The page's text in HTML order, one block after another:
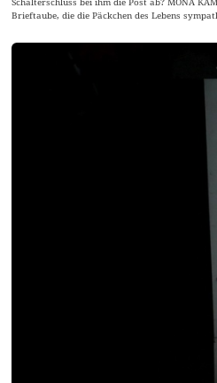
Brieftaube, die die Päckchen des Lebens